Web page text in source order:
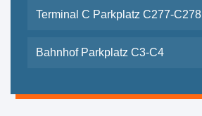
Terminal C Parkplatz C277-C278
Bahnhof Parkplatz C3-C4